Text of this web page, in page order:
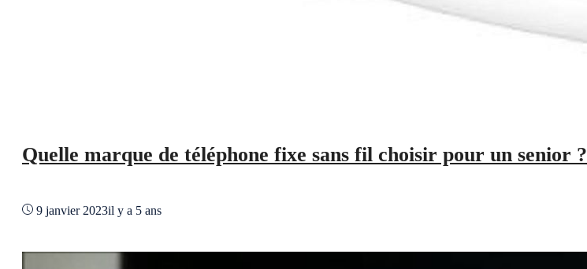
Quelle marque de téléphone fixe sans fil choisir pour un senior ?
9 janvier 2023il y a 5 ans